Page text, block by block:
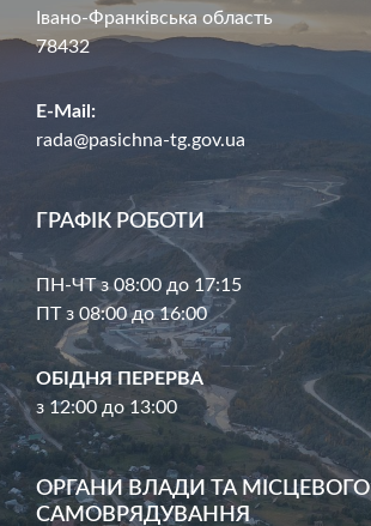
Івано-Франківська область
78432
E-Mail:
rada@pasichna-tg.gov.ua
ГРАФІК РОБОТИ
ПН-ЧТ з 08:00 до 17:15
ПТ з 08:00 до 16:00
ОБІДНЯ ПЕРЕРВА
з 12:00 до 13:00
ОРГАНИ ВЛАДИ ТА МІСЦЕВОГО
САМОВРЯДУВАННЯ